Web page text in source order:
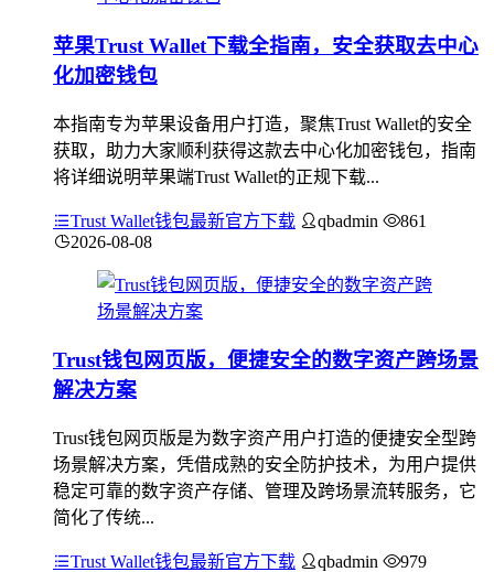
苹果Trust Wallet下载全指南，安全获取去中心
化加密钱包
本指南专为苹果设备用户打造，聚焦Trust Wallet的安全
获取，助力大家顺利获得这款去中心化加密钱包，指南
将详细说明苹果端Trust Wallet的正规下载...
Trust Wallet钱包最新官方下载 qbadmin
861
2026-08-08
Trust钱包网页版，便捷安全的数字资产跨场景
解决方案
Trust钱包网页版是为数字资产用户打造的便捷安全型跨
场景解决方案，凭借成熟的安全防护技术，为用户提供
稳定可靠的数字资产存储、管理及跨场景流转服务，它
简化了传统...
Trust Wallet钱包最新官方下载 qbadmin
979